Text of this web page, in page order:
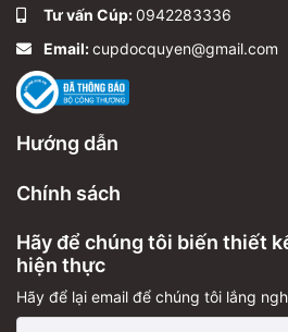
Tư vấn Cúp:0942283336
Email:cupdocquyen@gmail.com
Hướng dẫn
Chính sách
Hãy để chúng tôi biến thiết
hiện thực
Hãy để lại email để chúng tôi lắng